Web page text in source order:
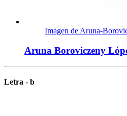
Imagen de Aruna-
Aruna Boroviczeny
Letra - b